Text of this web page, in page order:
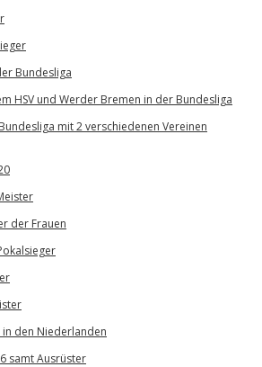
Bundesliga
HSV und Werder Bremen in der Bundesliga
mit 2 verschiedenen Vereinen
der Frauen
in den Niederlanden
samt Ausrüster